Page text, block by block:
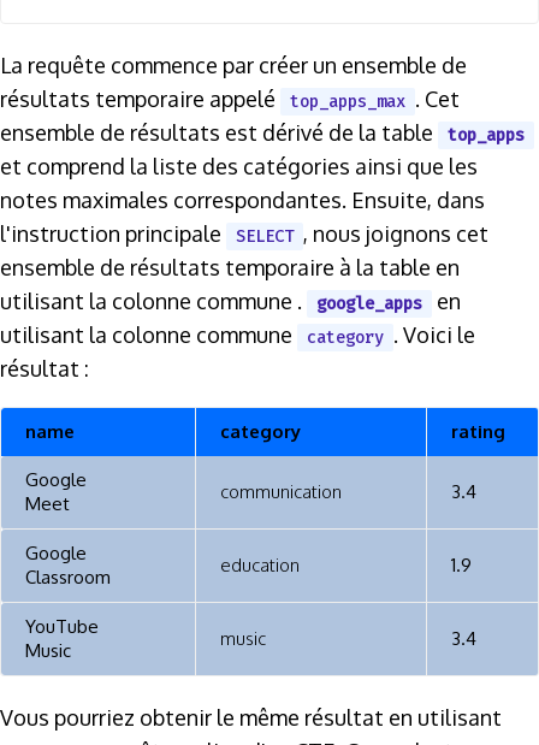
La requête commence par créer un ensemble de
résultats temporaire appelé
top_apps_max . Cet
ensemble de résultats est dérivé de la table
top_apps
et comprend la liste des catégories ainsi que les
notes maximales correspondantes. Ensuite, dans
l'instruction principale
SELECT , nous joignons cet
ensemble de résultats temporaire à la table en
utilisant la colonne commune .
google_apps
en
utilisant la colonne commune
category . Voici le
résultat :
name category rating
Google
Meet
communication 3.4
Google
Classroom
education 1.9
YouTube
Music
music 3.4
Vous pourriez obtenir le même résultat en utilisant